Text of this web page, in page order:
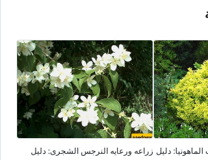
الماهونیا: دلیل زراعه ورعایه النرجس الشجری: دلیل